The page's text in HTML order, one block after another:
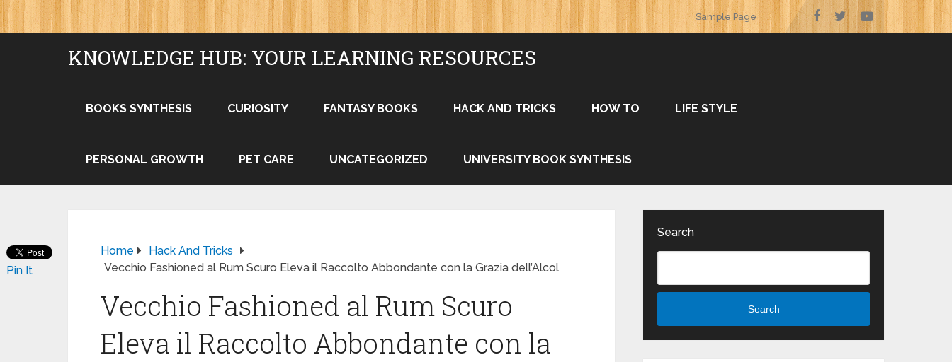
Sample Page
KNOWLEDGE HUB: YOUR LEARNING RESOURCES
BOOKS SYNTHESIS CURIOSITY FANTASY BOOKS HACK AND TRICKS HOW TO LIFE STYLE
PERSONAL GROWTH PET CARE UNCATEGORIZED UNIVERSITY BOOK SYNTHESIS
Home
Hack And Tricks
Vecchio Fashioned al Rum Scuro Eleva il Raccolto Abbondante con la Grazia dell’Alcol
Vecchio Fashioned al Rum Scuro
Eleva il Raccolto Abbondante con la
Pin It
Search
Search